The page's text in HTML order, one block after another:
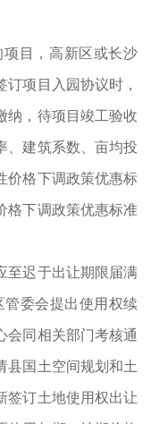
目，高新区或长沙
项目入园协议时，
纳，待项目竣工验收
、建筑系数、亩均投
价格下调政策优惠标
格下调政策优惠标准
迟于出让期限届满
管委会提出使用权续
会同相关部门考核通
县国土空间规划和土
签订土地使用权出让